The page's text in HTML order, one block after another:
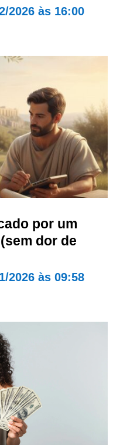
2026 às 16:00
por um
dor de
2026 às 09:58